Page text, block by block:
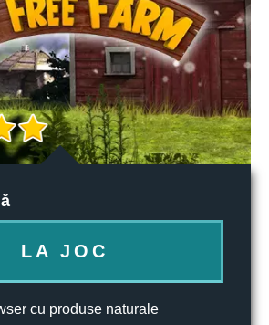
LA JOC
cu produse naturale